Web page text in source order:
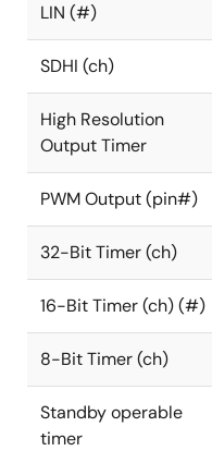
LIN (#)
SDHI (ch)
High Resolution
Output Timer
PWM Output (pin#)
32-Bit Timer (ch)
16-Bit Timer (ch) (#)
8-Bit Timer (ch)
Standby operable
timer